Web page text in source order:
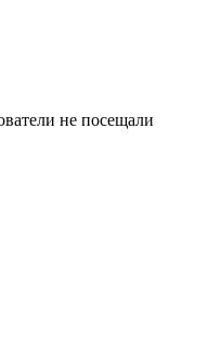
не посещали